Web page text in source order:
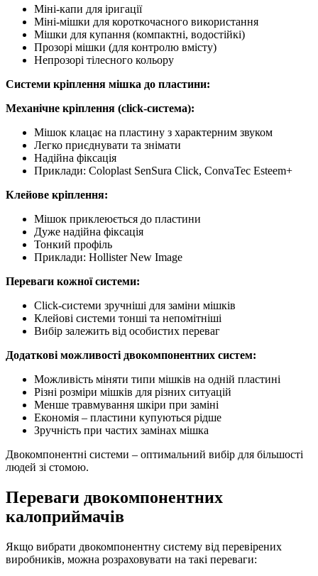
Міні-капи для іригації
Міні-мішки для короткочасного використання
Мішки для купання (компактні, водостійкі)
Прозорі мішки (для контролю вмісту)
Непрозорі тілесного кольору
Системи кріплення мішка до пластини:
Механічне кріплення (click-система):
Мішок клацає на пластину з характерним звуком
Легко приєднувати та знімати
Надійна фіксація
Приклади: Coloplast SenSura Click, ConvaTec Esteem+
Клейове кріплення:
Мішок приклеюється до пластини
Дуже надійна фіксація
Тонкий профіль
Приклади: Hollister New Image
Переваги кожної системи:
Click-системи зручніші для заміни мішків
Клейові системи тонші та непомітніші
Вибір залежить від особистих переваг
Додаткові можливості двокомпонентних систем:
Можливість міняти типи мішків на одній пластині
Різні розміри мішків для різних ситуацій
Менше травмування шкіри при заміні
Економія – пластини купуються рідше
Зручність при частих замінах мішка
Двокомпонентні системи – оптимальний вибір для більшості
людей зі стомою.
Переваги двокомпонентних
калоприймачів
Якщо вибрати двокомпонентну систему від перевірених
виробників, можна розраховувати на такі переваги: